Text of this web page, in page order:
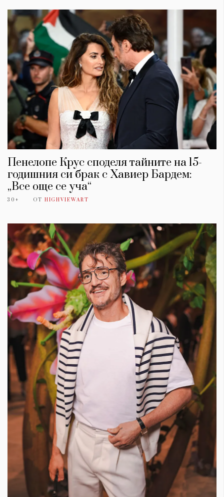
Пенелопе Крус споделя тайните на 15-
годишния си брак с Хавиер Бардем:
„Все още се уча“
30+ ОТ HIGHVIEWART